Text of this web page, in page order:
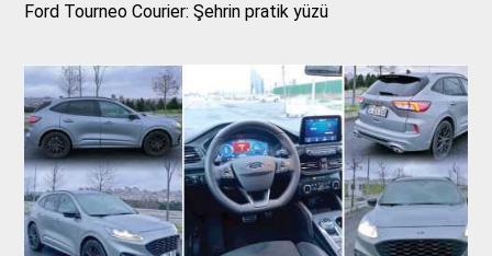
Ford Tourneo Courier: Şehrin pratik yüzü